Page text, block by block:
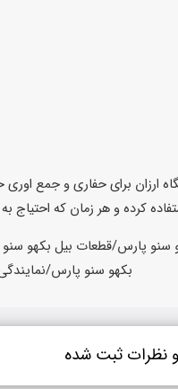
ارزان برای حفاری و جمع
کرده و هر زمان که
سنو پارس/قطعات بیل بکهو
بکهو سنو پارس/
و نظرات ثبت شده